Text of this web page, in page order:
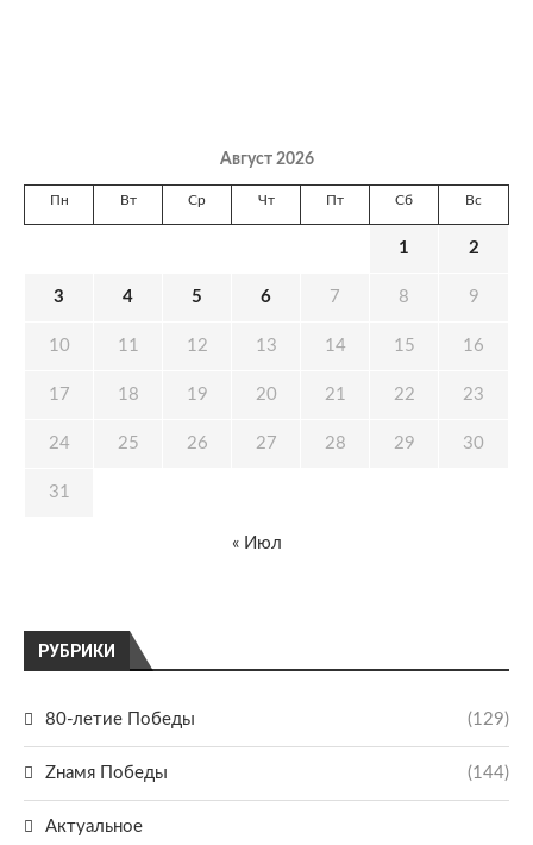
РУБРИКИ
80-летие Победы (129)
Zнамя Победы (144)
Актуальное
Август 2026
Пн Вт Ср Чт Пт Сб Вс
1 2
3 4 5 6 7 8 9
10 11 12 13 14 15 16
17 18 19 20 21 22 23
24 25 26 27 28 29 30
31
« Июл